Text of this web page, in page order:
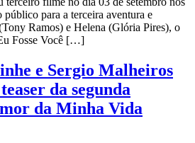
público para a terceira aventura e
Ramos) e Helena (Glória Pires), o
Fosse Você […]
e Sergio Malheiros
da segunda
da Minha Vida